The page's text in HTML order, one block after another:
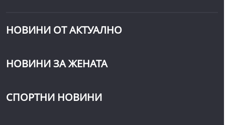
НОВИНИ ОТ АКТУАЛНО
НОВИНИ ЗА ЖЕНАТА
СПОРТНИ НОВИНИ